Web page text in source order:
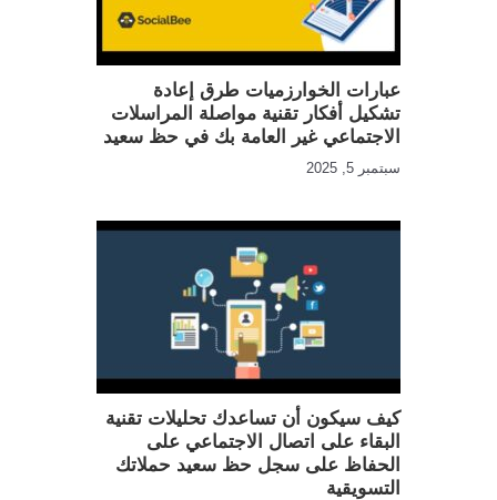
عبارات الخوارزميات طرق إعادة
تشكيل أفكار تقنية مواصلة المراسلات
الاجتماعي غير العامة بك في حظ سعيد
سبتمبر 5, 2025
كيف سيكون أن تساعدك تحليلات تقنية
البقاء على اتصال الاجتماعي على
الحفاظ على سجل حظ سعيد حملاتك
التسويقية